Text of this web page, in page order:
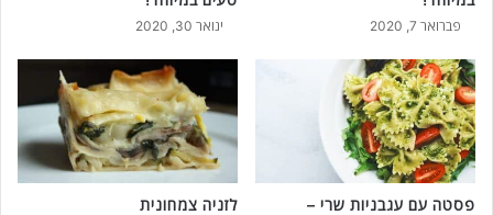
פברואר 7, 2020 ינואר 30, 2020
פסטה עם עגבניות שרי –
לזניה צמחונית